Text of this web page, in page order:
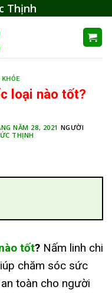
Thịnh
loại nào tốt?
NĂM 28, 2021 NGƯỜI
THỊNH
tốt? Nấm linh chi
chăm sóc sức
toàn cho người